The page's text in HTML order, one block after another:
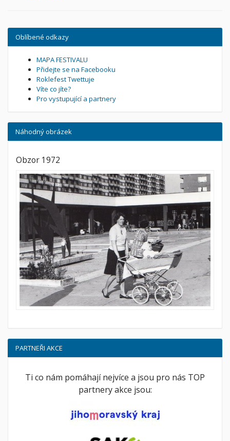
Oblíbené odkazy
MAPA FESTIVALU
Přidejte se na Facebooku
Roklefest Twettuje
Víte co jíte?
Pro vystupující a partnery
Náhodný obrázek
Obzor 1972
PARTNEŘI AKCE
Ti co nám pomáhají nejvíce a jsou pro nás TOP
partnery akce jsou: